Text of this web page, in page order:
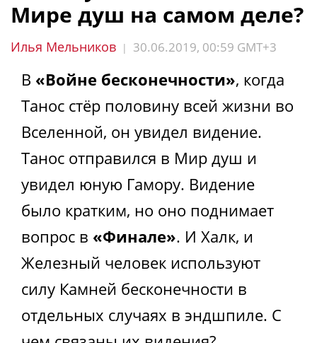
Мире душ на самом деле?
Илья Мельников | 30.06.2019, 00:59 GMT+3
В «Войне бесконечности», когда
Танос стёр половину всей жизни во
Вселенной, он увидел видение.
Танос отправился в Мир душ и
увидел юную Гамору. Видение
было кратким, но оно поднимает
вопрос в «Финале». И Халк, и
Железный человек используют
силу Камней бесконечности в
отдельных случаях в эндшпиле. С